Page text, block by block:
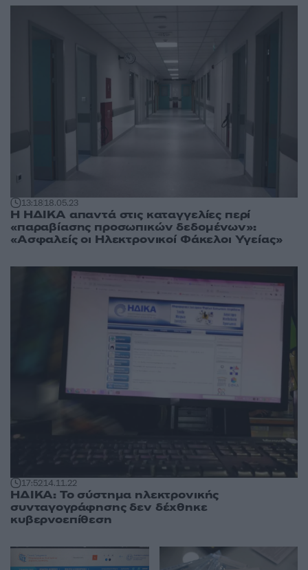
13:1818.05.23
Η ΗΔΙΚΑ απαντά στις καταγγελίες περί
«παραβίασης προσωπικών δεδομένων»:
«Ασφαλείς οι Ηλεκτρονικοί Φάκελοι Υγείας»
17:5214.11.22
ΗΔΙΚΑ: Το σύστημα ηλεκτρονικής
συνταγογράφησης δεν δέχθηκε
κυβερνοεπίθεση